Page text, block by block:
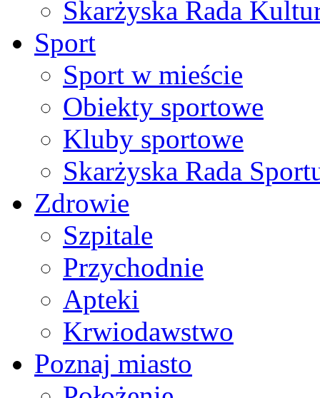
Skarżyska Rada
Sport
Sport w mieście
Obiekty sportowe
Kluby sportowe
Skarżyska Rada
Zdrowie
Szpitale
Przychodnie
Apteki
Krwiodawstwo
Poznaj miasto